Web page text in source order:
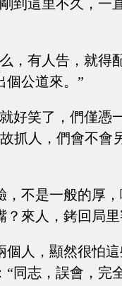
到這里不久，一
，有人告，就得
個公道來。”
好笑了，們僅憑
抓人，們會不
，不是一般的厚
？來人，銬回局
個人，顯然很怕
“同志，誤會，完